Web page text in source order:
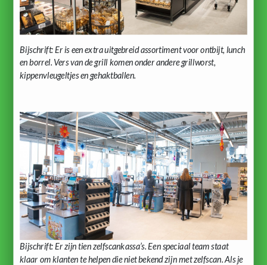
Bijschrift: Er is een extra uitgebreid assortiment voor ontbijt, lunch
en borrel. Vers van de grill komen onder andere grillworst,
kippenvleugeltjes en gehaktballen.
Bijschrift: Er zijn tien zelfscankassa’s. Een speciaal team staat
klaar om klanten te helpen die niet bekend zijn met zelfscan. Als je